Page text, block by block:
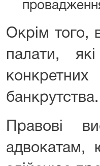
Окрім того,
палати,
банкрутства.
Правові
адвокатам,